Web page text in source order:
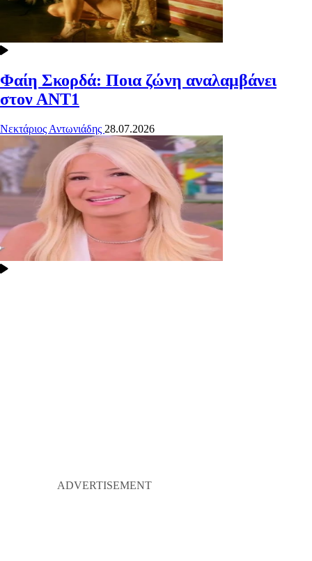
Φαίη Σκορδά: Ποια ζώνη αναλαμβάνει
στον ΑΝΤ1
Νεκτάριος Αντωνιάδης 28.07.2026